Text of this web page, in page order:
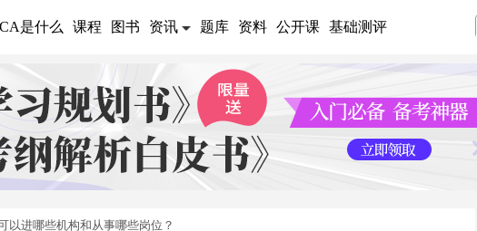
是什么 课程 图书 资讯 题库 资料 公开课 基础测评
以进哪些机构和从事哪些岗位？